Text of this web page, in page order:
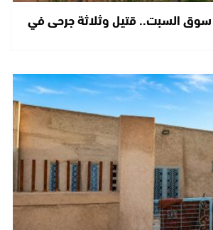
سوق السبت.. قتيل وثلاثة جرحى في